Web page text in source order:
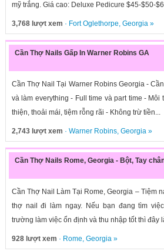
mỹ trắng. Giá cao: Deluxe Pedicure $45-$50-
3,768 lượt xem · Fort Oglethorpe, Georgia»
Cần Thợ Nails Gấp In Warner Robins GA
Cần Thợ Nail Tại Warner Robins Georgia -
và làm everything - Full time và part time - Môi
thiện, thoải mái, tiệm rỗng rãi - Không trừ tiền...
2,743 lượt xem · Warner Robins, Georgia»
Cần Thợ Nails Rome, Georgia - Bột, Tay
Cần Thợ Nail Làm Tại Rome, Georgia – Tiệm
thợ nail đi làm ngay. Nếu bạn đang tìm
trường làm việc ổn định và thu nhập tốt thì đây
928 lượt xem · Rome, Georgia»